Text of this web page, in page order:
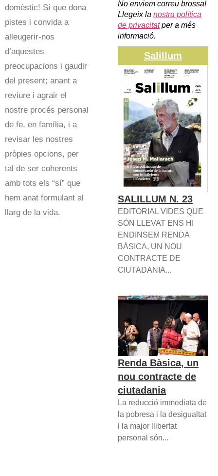
domèstic! Sí que dona
pistes i convida a
alleugerir-nos
d’aquestes
preocupacions i gaudir
del present; anant a
reviure i agrair el
nostre procés personal
de fe, en família, i a
revisar les nostres
pròpies opcions, per
tal de ser coherents
amb tots els “sí” que
hem anat formulant al
llarg de la vida.
No enviem correu brossa!
Llegeix lanostra política
de privacitatper a més
informació.
Salillum
SALILLUM N. 23
EDITORIAL VIDES QUE
SÓN LLEVAT ENS HI
ENDINSEM RENDA
BÀSICA, UN NOU
CONTRACTE DE
CIUTADANIA...
Renda Bàsica, un
nou contracte de
ciutadania
La reducció immediata de
la pobresa i la desigualtat
i la major llibertat
personal són...